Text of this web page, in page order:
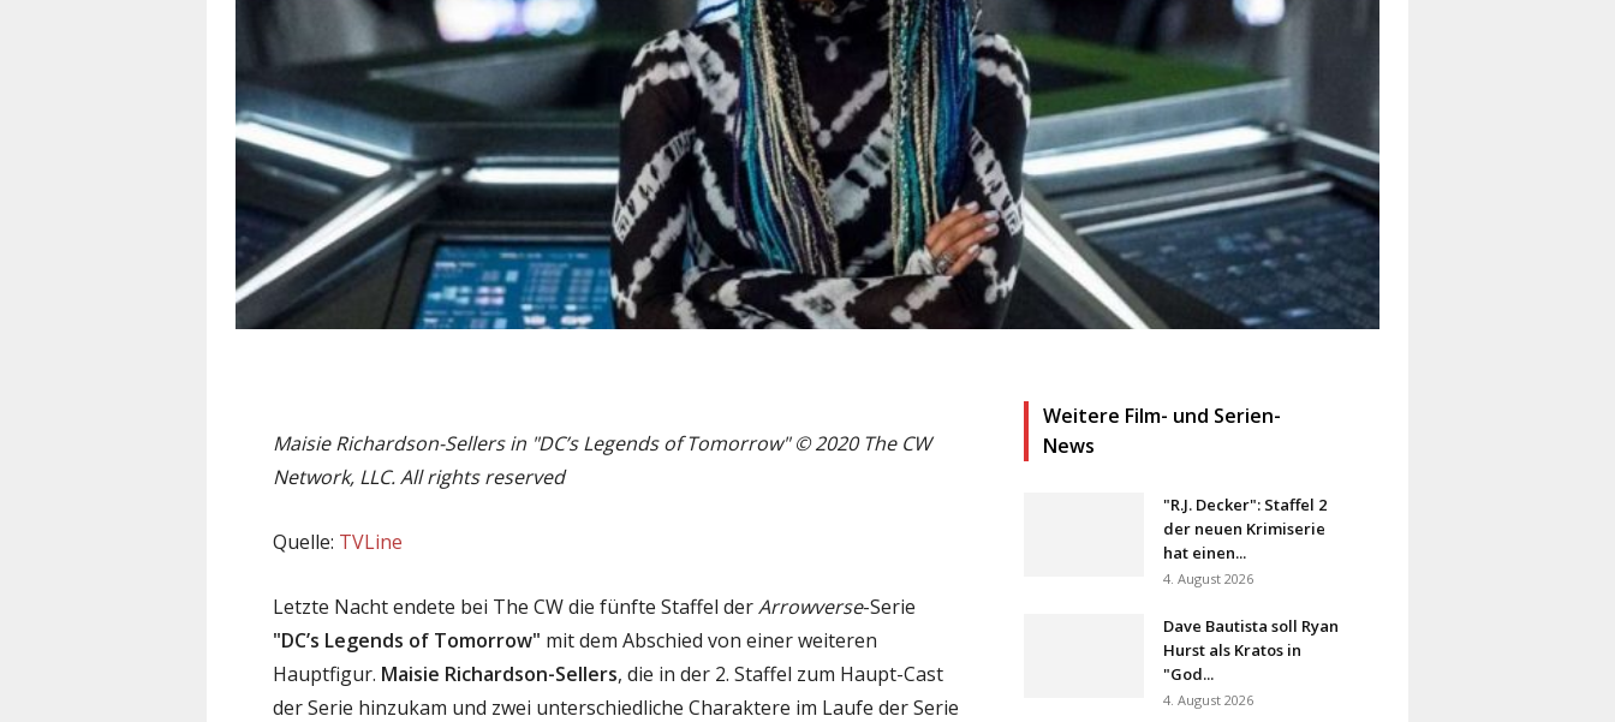
Maisie Richardson-Sellers in "DC’s Legends of Tomorrow" © 2020 The CW
Network, LLC. All rights reserved
Quelle: TVLine
Letzte Nacht endete bei The CW die fünfte Staffel derArrowverse-Serie
"DC’s Legends of Tomorrow" mit dem Abschied von einer weiteren
Hauptfigur. Maisie Richardson-Sellers, die in der 2. Staffel zum Haupt-Cast
der Serie hinzukam und zwei unterschiedliche Charaktere im Laufe der Serie
Weitere Film- und Serien-
News
"R.J. Decker": Staffel 2
der neuen Krimiserie
hat einen...
4. August 2026
Dave Bautista soll Ryan
Hurst als Kratos in
"God...
4. August 2026